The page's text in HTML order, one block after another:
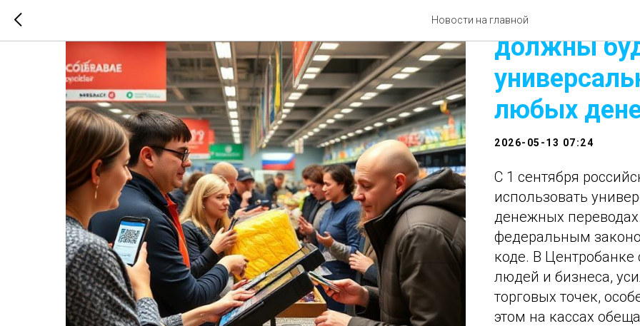
Новости на главной
С 1
должны
любых
2026-05-13 07:24
С 1 сентября
использовать
денежных
федеральным
коде. В Центробанке
людей и бизнеса,
торговых точек,
этом на кассах